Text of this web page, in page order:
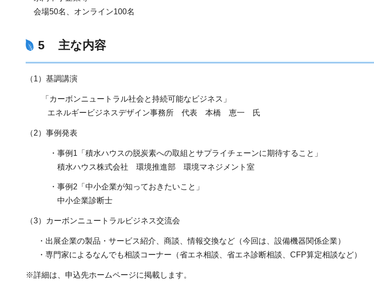
会場50名、オンライン100名
5 主な内容
（1）基調講演
「カーボンニュートラル社会と持続可能なビジネス」
エネルギービジネスデザイン事務所 代表 本橋 恵一 氏
（2）事例発表
・事例1「積水ハウスの脱炭素への取組とサプライチェーンに期待すること」
積水ハウス株式会社 環境推進部 環境マネジメント室
・事例2「中小企業が知っておきたいこと」
中小企業診断士
（3）カーボンニュートラルビジネス交流会
・出展企業の製品・サービス紹介、商談、情報交換など（今回は、設備機器関係企業）
・専門家によるなんでも相談コーナー（省エネ相談、省エネ診断相談、CFP算定相談など）
※詳細は、申込先ホームページに掲載します。